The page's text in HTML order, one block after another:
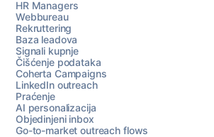
HR Managers
Webbureau
Rekruttering
Baza leadova
Signali kupnje
Čišćenje podataka
Coherta Campaigns
LinkedIn outreach
Praćenje
AI personalizacija
Objedinjeni inbox
Go-to-market outreach flows